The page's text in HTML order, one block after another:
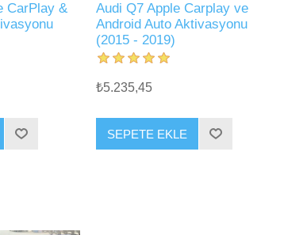
CarPlay &
Audi Q7 Apple Carplay ve
Android Auto Aktivasyonu
(2015 - 2019)
₺5.235,45
SEPETE EKLE